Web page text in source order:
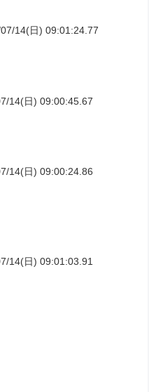
07/14(日) 09:01:24.77
14(日) 09:00:45.67
14(日) 09:00:24.86
14(日) 09:01:03.91